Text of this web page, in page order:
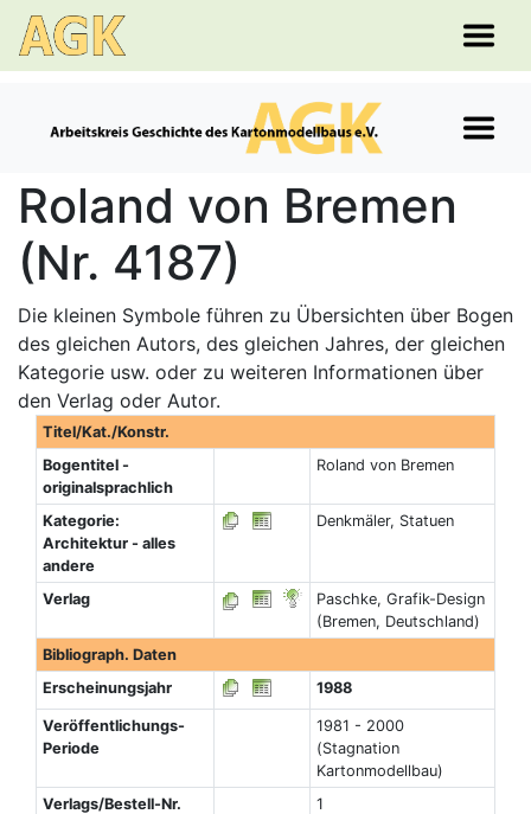
Roland von Bremen
(Nr. 4187)
Die kleinen Symbole führen zu Übersichten über Bogen
des gleichen Autors, des gleichen Jahres, der gleichen
Kategorie usw. oder zu weiteren Informationen über
den Verlag oder Autor.
Titel/Kat./Konstr.
Bogentitel -
originalsprachlich
Roland von Bremen
Kategorie:
Architektur - alles
andere
Denkmäler, Statuen
Verlag
Paschke, Grafik-Design
(Bremen, Deutschland)
Bibliograph. Daten
Erscheinungsjahr
1988
Veröffentlichungs-
Periode
1981 - 2000
(Stagnation
Kartonmodellbau)
Verlags/Bestell-Nr.
1